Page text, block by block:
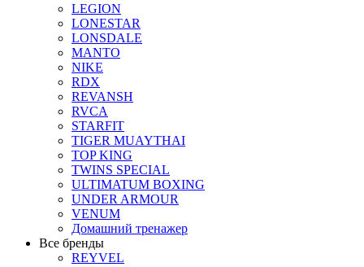
LEGION
LONESTAR
LONSDALE
MANTO
NIKE
RDX
REVANSH
RVCA
STARFIT
TIGER MUAYTHAI
TOP KING
TWINS SPECIAL
ULTIMATUM BOXING
UNDER ARMOUR
VENUM
Домашний тренажер
Все бренды
REYVEL